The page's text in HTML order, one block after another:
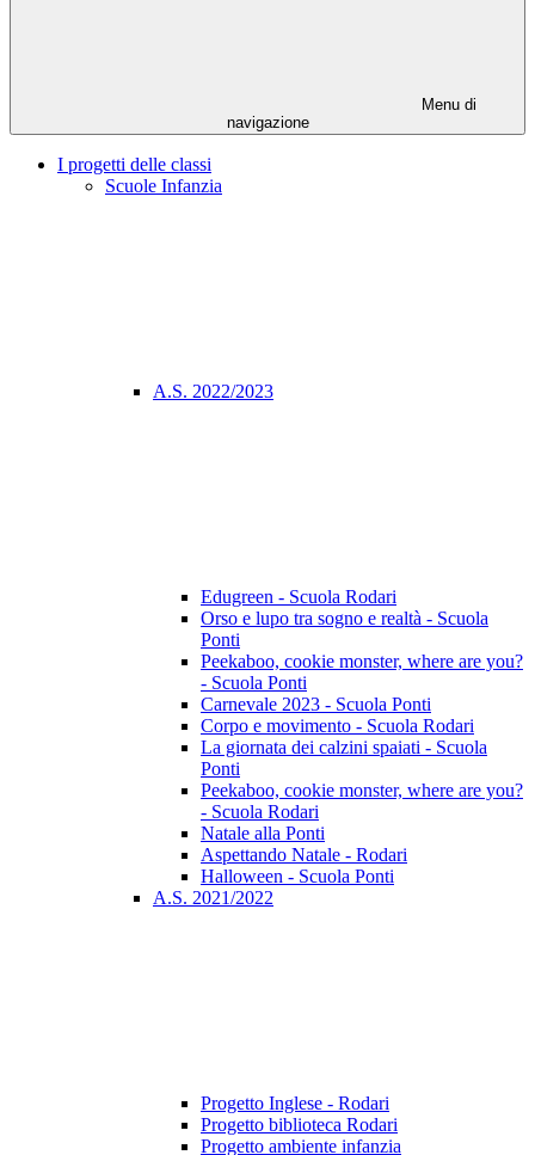
Menu di
navigazione
I progetti delle classi
Scuole Infanzia
A.S. 2022/2023
Edugreen - Scuola Rodari
Orso e lupo tra sogno e realtà - Scuola
Ponti
Peekaboo, cookie monster, where are you?
- Scuola Ponti
Carnevale 2023 - Scuola Ponti
Corpo e movimento - Scuola Rodari
La giornata dei calzini spaiati - Scuola
Ponti
Peekaboo, cookie monster, where are you?
- Scuola Rodari
Natale alla Ponti
Aspettando Natale - Rodari
Halloween - Scuola Ponti
A.S. 2021/2022
Progetto Inglese - Rodari
Progetto biblioteca Rodari
Progetto ambiente infanzia